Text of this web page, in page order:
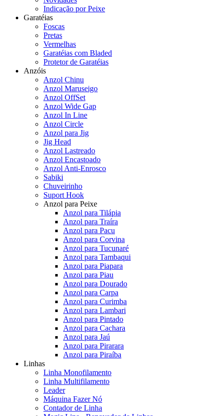
Indicação por Peixe
Garatéias
Foscas
Pretas
Vermelhas
Garatéias com Bladed
Protetor de Garatéias
Anzóis
Anzol Chinu
Anzol Maruseigo
Anzol OffSet
Anzol Wide Gap
Anzol In Line
Anzol Circle
Anzol para Jig
Jig Head
Anzol Lastreado
Anzol Encastoado
Anzol Anti-Enrosco
Sabiki
Chuveirinho
Suport Hook
Anzol para Peixe
Anzol para Tilápia
Anzol para Traíra
Anzol para Pacu
Anzol para Corvina
Anzol para Tucunaré
Anzol para Tambaqui
Anzol para Piapara
Anzol para Piau
Anzol para Dourado
Anzol para Carpa
Anzol para Curimba
Anzol para Lambari
Anzol para Pintado
Anzol para Cachara
Anzol para Jaú
Anzol para Pirarara
Anzol para Piraíba
Linhas
Linha Monofilamento
Linha Multifilamento
Leader
Máquina Fazer Nó
Contador de Linha